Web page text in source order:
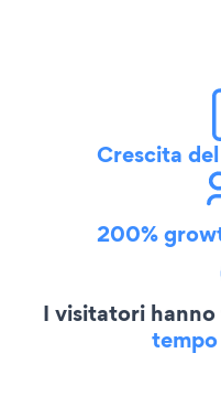
Crescita
200%
I visitatori
tempo